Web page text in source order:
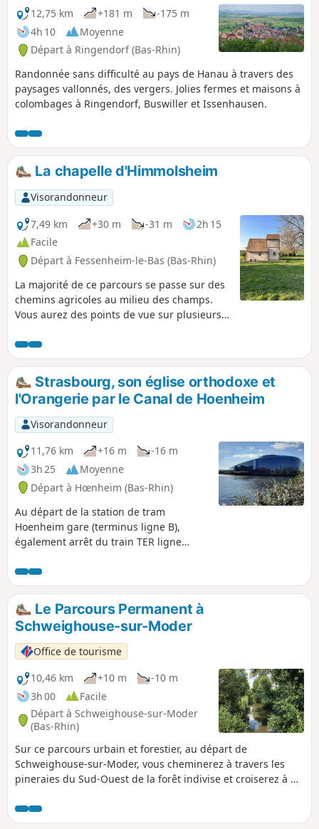
12,75 km
+181 m
-175 m
4h 10
Moyenne
Départ à Ringendorf (Bas-Rhin)
Randonnée sans difficulté au pays de Hanau à travers des
paysages vallonnés, des vergers. Jolies fermes et maisons à
colombages à Ringendorf, Buswiller et Issenhausen.
La chapelle d'Himmolsheim
Visorandonneur
7,49 km
+30 m -31 m
2h 15
Facile
Départ à Fessenheim-le-Bas (Bas-Rhin)
La majorité de ce parcours se passe sur des
chemins agricoles au milieu des champs.
Vous aurez des points de vue sur plusieurs
Kuttolsheim, Quatzenheim et Dossenheim-
Kochersberg. Vous pourrez aussi observer la
chapelle d'Himmolsheim qui était un petit
hameau d’une dizaine de maisons. Cette
chapelle datant du XIIe siècle est aussi
appelée Chapelle Sainte-Marguerite.
Strasbourg, son église orthodoxe et
l'Orangerie par le Canal de Hoenheim
Visorandonneur
11,76 km
+16 m
-16 m
3h 25
Moyenne
Départ à Hœnheim (Bas-Rhin)
Au départ de la station de tram
Hoenheim gare (terminus ligne B),
également arrêt du train TER ligne
plusieurs lignes de bus, une belle
balade sans difficultés jusqu'à
Strasbourg, l'église orthodoxe russe et
le Parc de l'Orangerie.
Le Parcours Permanent à
Schweighouse-sur-Moder
Office de tourisme
10,46 km
+10 m
-10 m
3h 00
Facile
Départ à Schweighouse-sur-Moder
(Bas-Rhin)
Sur ce parcours urbain et forestier, au départ de
Schweighouse-sur-Moder, vous cheminerez à travers les
pineraies du Sud-Ouest de la forêt indivise et croiserez à de
Nord et la Moder.